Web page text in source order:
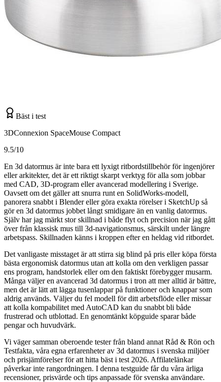
Bäst i test
3DConnexion SpaceMouse Compact
9.5/10
En 3d datormus är inte bara ett lyxigt ritbordstillbehör för ingenjörer
eller arkitekter, det är ett riktigt skarpt verktyg för alla som jobbar
med CAD, 3D-program eller avancerad modellering i Sverige.
Oavsett om det gäller att snurra runt en SolidWorks-modell,
panorera snabbt i Blender eller göra exakta rörelser i SketchUp så
gör en 3d datormus jobbet långt smidigare än en vanlig datormus.
Själv har jag märkt stor skillnad i både flyt och precision när jag gått
över från klassisk mus till 3d-navigationsmus, särskilt under längre
arbetspass. Skillnaden känns i kroppen efter en heldag vid ritbordet.
Det vanligaste misstaget är att stirra sig blind på pris eller köpa första
bästa ergonomisk datormus utan att kolla om den verkligen passar
ens program, handstorlek eller om den faktiskt förebygger musarm.
Många väljer en avancerad 3d datormus i tron att mer alltid är bättre,
men det är lätt att lägga tusenlappar på funktioner och knappar som
aldrig används. Väljer du fel modell för ditt arbetsflöde eller missar
att kolla kompabilitet med AutoCAD kan du snabbt bli både
frustrerad och utblottad. En genomtänkt köpguide sparar både
pengar och huvudvärk.
Vi väger samman oberoende tester från bland annat Råd & Rön och
Testfakta, våra egna erfarenheter av 3d datormus i svenska miljöer
och prisjämförelser för att hitta bäst i test 2026. Affilatelänkar
påverkar inte rangordningen. I denna testguide får du våra ärliga
recensioner, prisvärde och tips anpassade för svenska användare.